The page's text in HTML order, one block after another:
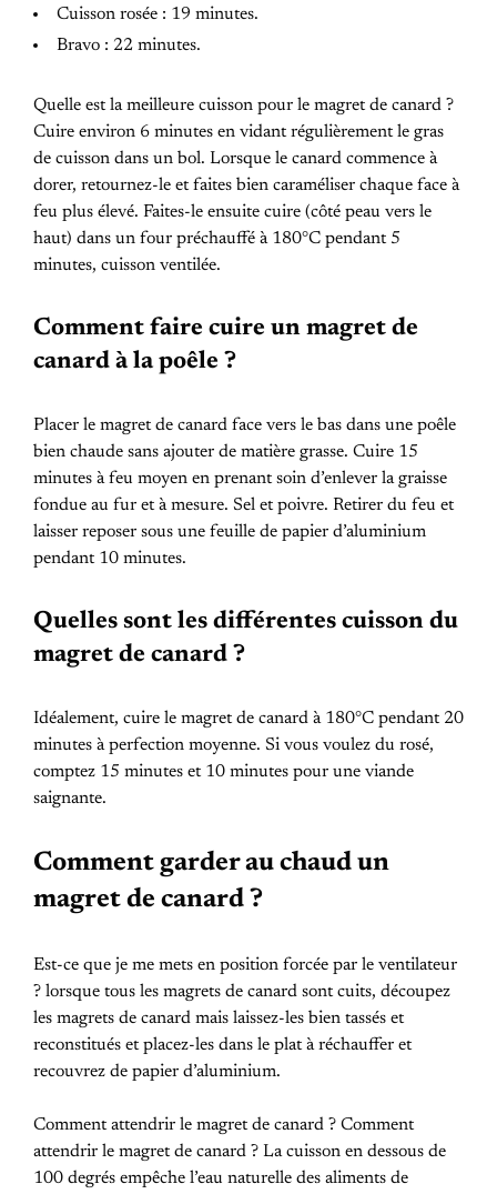
Cuisson rosée : 19 minutes.
Bravo : 22 minutes.
Quelle est la meilleure cuisson pour le magret de canard ?
Cuire environ 6 minutes en vidant régulièrement le gras
de cuisson dans un bol. Lorsque le canard commence à
dorer, retournez-le et faites bien caraméliser chaque face à
feu plus élevé. Faites-le ensuite cuire (côté peau vers le
haut) dans un four préchauffé à 180°C pendant 5
minutes, cuisson ventilée.
Comment faire cuire un magret de
canard à la poêle ?
Placer le magret de canard face vers le bas dans une poêle
bien chaude sans ajouter de matière grasse. Cuire 15
minutes à feu moyen en prenant soin d’enlever la graisse
fondue au fur et à mesure. Sel et poivre. Retirer du feu et
laisser reposer sous une feuille de papier d’aluminium
pendant 10 minutes.
Quelles sont les différentes cuisson du
magret de canard ?
Idéalement, cuire le magret de canard à 180°C pendant 20
minutes à perfection moyenne. Si vous voulez du rosé,
comptez 15 minutes et 10 minutes pour une viande
saignante.
Comment garder au chaud un
magret de canard ?
Est-ce que je me mets en position forcée par le ventilateur
? lorsque tous les magrets de canard sont cuits, découpez
les magrets de canard mais laissez-les bien tassés et
reconstitués et placez-les dans le plat à réchauffer et
recouvrez de papier d’aluminium.
Comment attendrir le magret de canard ? Comment
attendrir le magret de canard ? La cuisson en dessous de
100 degrés empêche l’eau naturelle des aliments de